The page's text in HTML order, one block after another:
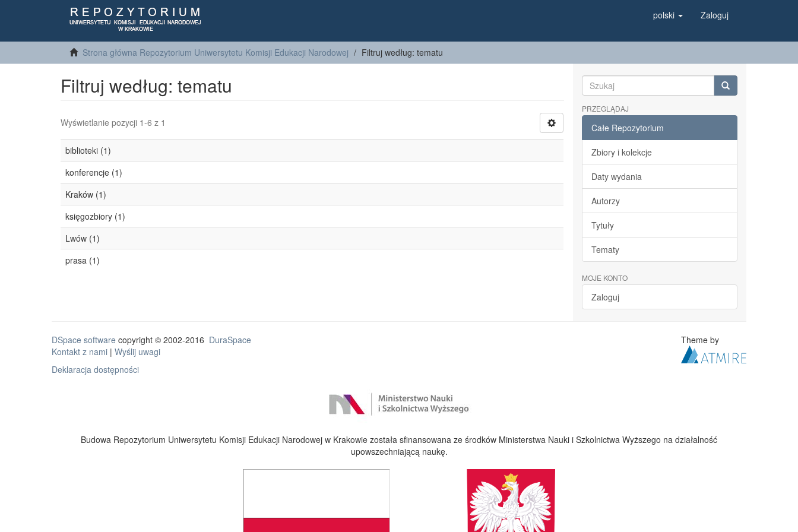
polski Zaloguj
Strona główna Repozytorium Uniwersytetu Komisji Edukacji Narodowej Filtruj według: tematu
Filtruj według: tematu
Wyświetlanie pozycji 1-6 z 1
biblioteki (1)
konferencje (1)
Kraków (1)
księgozbiory (1)
Lwów (1)
prasa (1)
PRZEGLĄDAJ
Całe Repozytorium
Zbiory i kolekcje
Daty wydania
Autorzy
Tytuły
Tematy
MOJE KONTO
Zaloguj
DSpace software copyright © 2002-2016 DuraSpace
Kontakt z nami | Wyślij uwagi
Deklaracja dostępności
Theme by
Budowa Repozytorium Uniwersytetu Komisji Edukacji Narodowej w Krakowie została sfinansowana ze środków Ministerstwa Nauki i Szkolnictwa Wyższego na działalność
upowszechniającą naukę.